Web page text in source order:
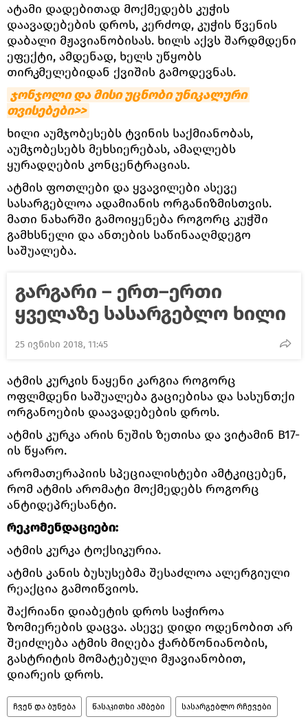
ატამი დადებითად მოქმედებს კუჭის
დაავადებების დროს, კერძოდ, კუჭის წვენის
დაბალი მჟავიანობისას. ხილს აქვს შარდმდენი
ეფექტი, ამდენად, ხელს უწყობს
თირკმელებიდან ქვიშის გამოდევნას.
ჯონჯოლი და მისი უცნობი უნიკალური
თვისებები>>
ხილი აუმჯობესებს ტვინის საქმიანობას,
აუმჯობესებს მეხსიერებას, ამაღლებს
ყურადღების კონცენტრაციას.
ატმის ფოთლები და ყვავილები ასევე
სასარგებლოა ადამიანის ორგანიზმისთვის.
მათი ნახარში გამოიყენება როგორც კუჭში
გამხსნელი და ანთების საწინააღმდეგო
საშუალება.
გარგარი – ერთ–ერთი
ყველაზე სასარგებლო ხილი
25 ივნისი 2018, 11:45
ატმის კურკის ნაყენი კარგია როგორც
ოფლმდენი საშუალება გაციებისა და სასუნთქი
ორგანოების დაავადებების დროს.
ატმის კურკა არის ნუშის ზეთისა და ვიტამინ B17-
ის წყარო.
არომათერაპიის სპეციალისტები ამტკიცებენ,
რომ ატმის არომატი მოქმედებს როგორც
ანტიდეპრესანტი.
რეკომენდაციები:
ატმის კურკა ტოქსიკურია.
ატმის კანის ბუსუსებმა შესაძლოა ალერგიული
რეაქცია გამოიწვიოს.
შაქრიანი დიაბეტის დროს საჭიროა
ზომიერების დაცვა. ასევე დიდი ოდენობით არ
შეიძლება ატმის მიღება ჭარბწონიანობის,
გასტრიტის მომატებული მჟავიანობით,
დიარეის დროს.
ჩვენ და ბუნება წასაკითხი ამბები სასარგებლო რჩევები